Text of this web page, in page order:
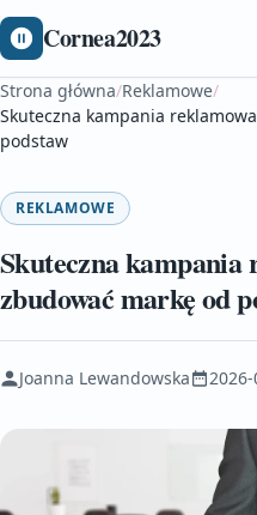
Cornea2023
Strona główna/Reklamowe/
Skuteczna kampania
podstaw
REKLAMOWE
Skuteczna kampania
zbudować markę od
Joanna Lewandowska